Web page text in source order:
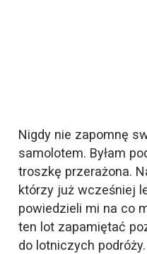
Nigdy nie zapomnę
samolotem. Byłam
troszkę przerażona.
którzy już wcześniej
powiedzieli mi na co
ten lot zapamiętać
do lotniczych podróży.